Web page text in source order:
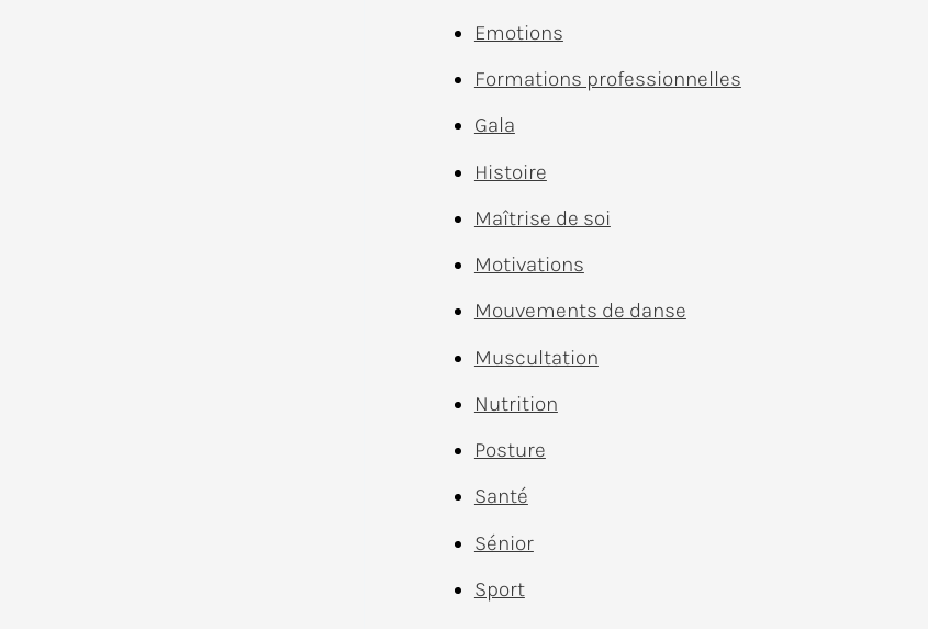
Emotions
Formations professionnelles
Gala
Histoire
Maîtrise de soi
Motivations
Mouvements de danse
Muscultation
Nutrition
Posture
Santé
Sénior
Sport